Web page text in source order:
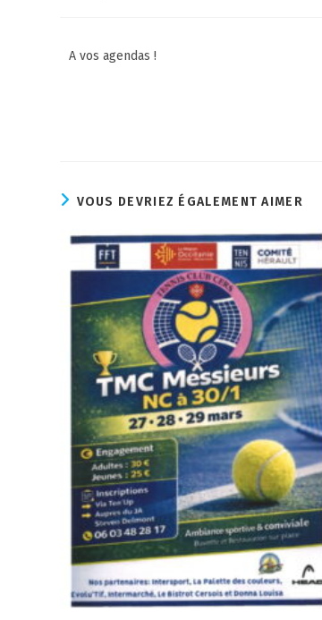
A vos agendas !
VOUS DEVRIEZ ÉGALEMENT AIMER